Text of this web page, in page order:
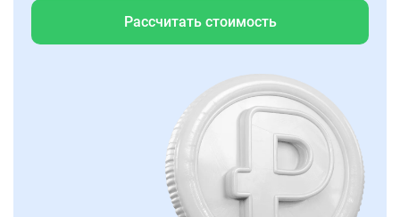
Рассчитать стоимость